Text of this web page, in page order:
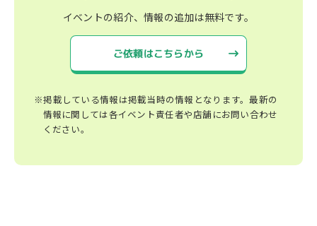
イベントの紹介、情報の追加は無料です。
ご依頼はこちらから
※掲載している情報は掲載当時の情報となります。最新の
情報に関しては各イベント責任者や店舗にお問い合わせ
ください。